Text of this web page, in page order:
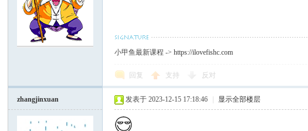
小甲鱼最新课程 ->https://ilovefishc.com
回复 支持 反对
zhangjinxuan 发表于 2023-12-15 17:18:46 显示全部楼层